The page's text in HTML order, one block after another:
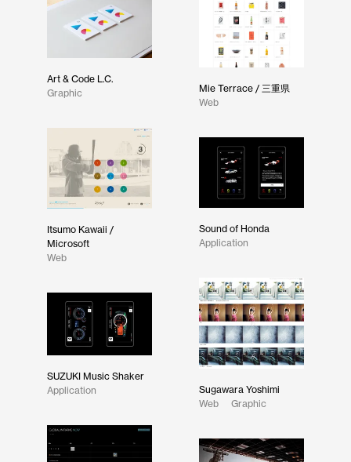
Mie Terrace / 三重県
Web
Art & Code L.C.
Graphic
Itsumo Kawaii /
Microsoft
Web
Sound of Honda
Application
Sugawara Yoshimi
Web
Graphic
SUZUKI Music Shaker
Application